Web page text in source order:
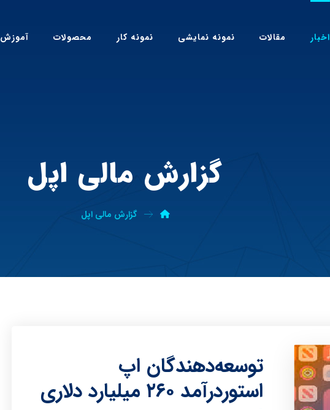
اخبار مقالات نمونه نمایشی نمونه کار محصولات آموزش
گزارش مالی اپل
گزارش مالی اپل
توسعه‌دهندگان اپ
استوردرآمد ۲۶۰ میلیارد دلاری